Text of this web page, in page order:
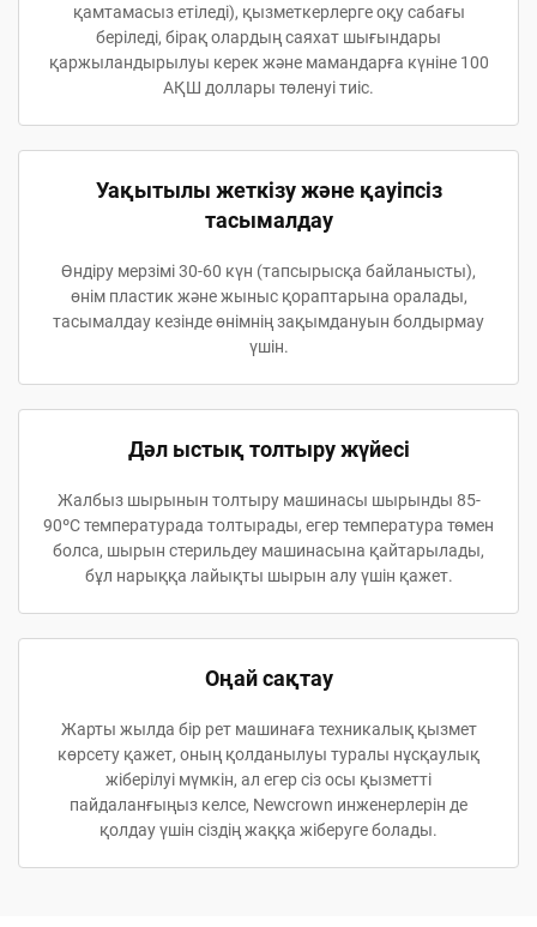
қамтамасыз етіледі), қызметкерлерге оқу сабағы
беріледі, бірақ олардың саяхат шығындары
қаржыландырылуы керек және мамандарға күніне 100
АҚШ доллары төленуі тиіс.
Уақытылы жеткізу және қауіпсіз
тасымалдау
Өндіру мерзімі 30-60 күн (тапсырысқа байланысты),
өнім пластик және жыныс қораптарына оралады,
тасымалдау кезінде өнімнің зақымдануын болдырмау
үшін.
Дәл ыстық толтыру жүйесі
Жалбыз шырынын толтыру машинасы шырынды 85-
90ºC температурада толтырады, егер температура төмен
болса, шырын стерильдеу машинасына қайтарылады,
бұл нарыққа лайықты шырын алу үшін қажет.
Оңай сақтау
Жарты жылда бір рет машинаға техникалық қызмет
көрсету қажет, оның қолданылуы туралы нұсқаулық
жіберілуі мүмкін, ал егер сіз осы қызметті
пайдаланғыңыз келсе, Newcrown инженерлерін де
қолдау үшін сіздің жаққа жіберуге болады.